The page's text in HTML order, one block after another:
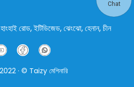
রোড, ইটিডিজেড, ঝেংঝো, হেনান, চীন
· © Taizy মেশিনারি
Chat